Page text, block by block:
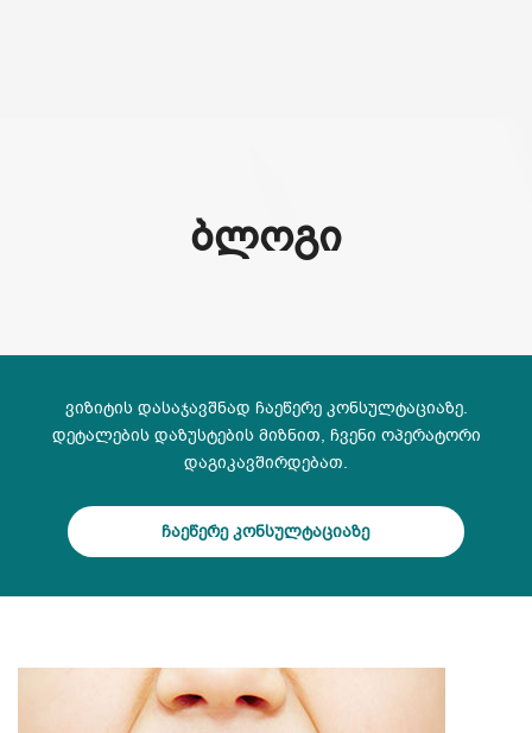
ᲑᲚᲝᲒᲘ
ვიზიტის დასაჯავშნად ჩაეწერე კონსულტაციაზე.
დეტალების დაზუსტების მიზნით, ჩვენი ოპერატორი
დაგიკავშირდებათ.
ჩაეწერე კონსულტაციაზე